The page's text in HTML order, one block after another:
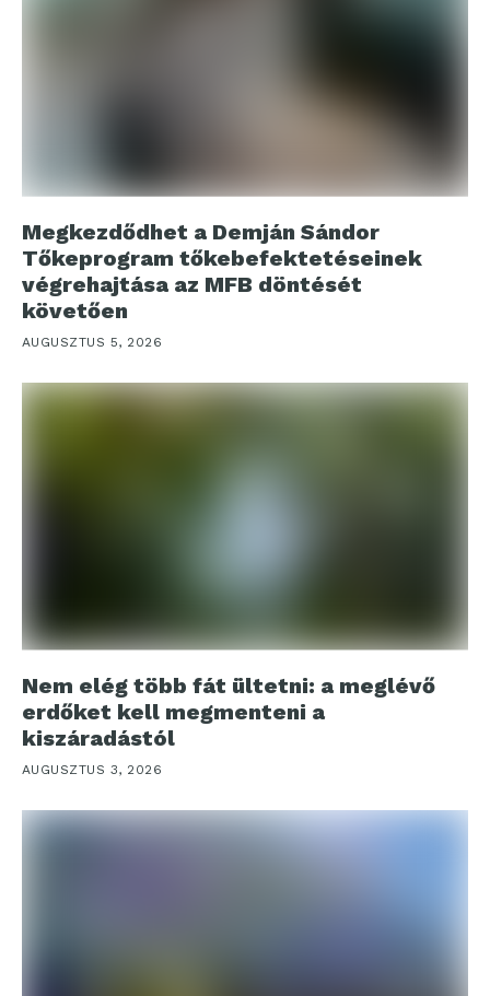
Megkezdődhet a Demján Sándor
Tőkeprogram tőkebefektetéseinek
végrehajtása az MFB döntését
követően
AUGUSZTUS 5, 2026
Nem elég több fát ültetni: a meglévő
erdőket kell megmenteni a
kiszáradástól
AUGUSZTUS 3, 2026